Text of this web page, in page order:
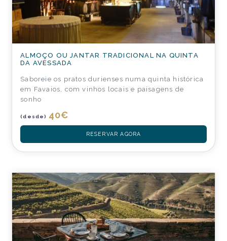
ALMOÇO OU JANTAR TRADICIONAL NA QUINTA
DA AVESSADA
Saboreie os pratos durienses numa quinta histórica
em Favaios, com vinhos locais e paisagens de
sonho
(desde) 40€
RESERVAR AGORA